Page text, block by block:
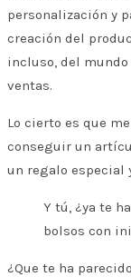
personalización y
creación del
incluso, del
ventas.
Lo cierto es que
conseguir un
un regalo especial
Y tú, ¿ya te
bolsos con
¿Que te ha